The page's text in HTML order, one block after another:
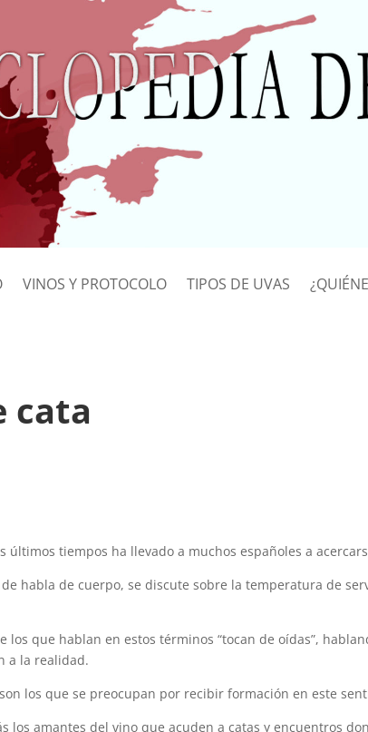
VINOS Y PROTOCOLO TIPOS DE UVAS
cata
últimos tiempos ha llevado a muchos españoles a
habla de cuerpo, se discute sobre la temperatura de
los que hablan en estos términos “tocan de oídas”,
a la realidad.
los que se preocupan por recibir formación en este
los amantes del vino que acuden a catas y encuentros